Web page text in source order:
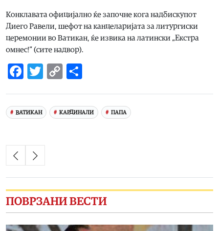
Конклавата официјално ќе започне кога надбискупот
Диего Равели, шефот на канцеларијата за литургиски
церемонии во Ватикан, ќе извика на латински „Екстра
омнес!“ (сите надвор).
Facebook
Twitter
Copy
ВАТИКАН КАРДИНАЛИ ПАПА
ПОВРЗАНИ ВЕСТИ